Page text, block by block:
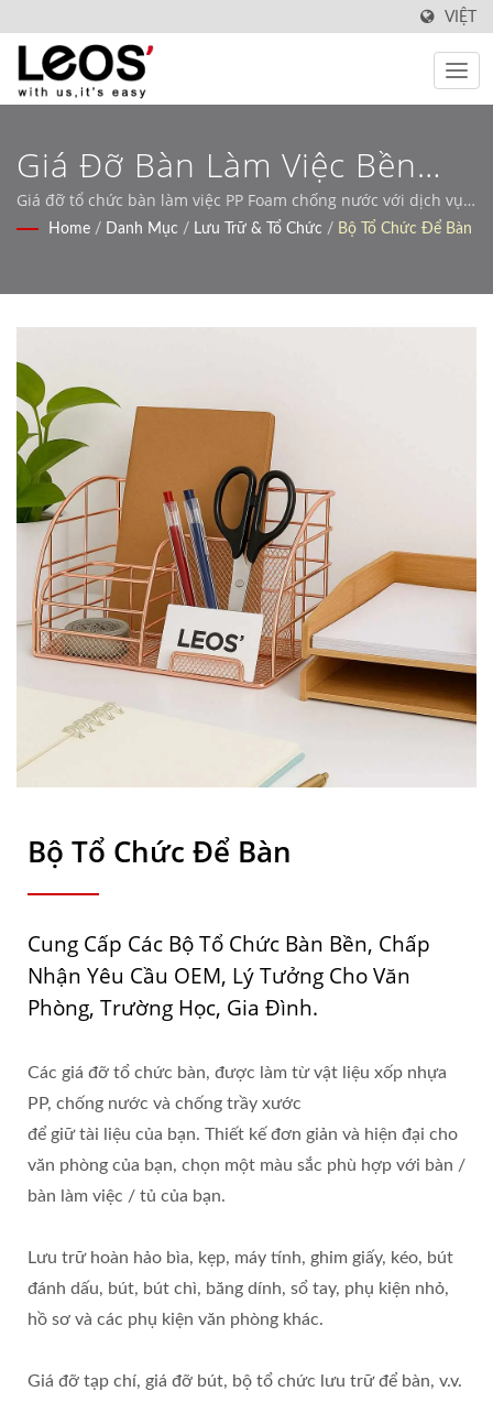
VIỆT
Giá Đỡ Bàn Làm Việc Bền
Cho Văn Phòng, Trường Học
Giá đỡ tổ chức bàn làm việc PP Foam chống nước với dịch vụ
tùy chỉnh OEM
Home / Danh Mục / Lưu Trữ & Tổ Chức / Bộ Tổ Chức Để Bàn
Bộ Tổ Chức Để Bàn
Cung Cấp Các Bộ Tổ Chức Bàn Bền, Chấp
Nhận Yêu Cầu OEM, Lý Tưởng Cho Văn
Phòng, Trường Học, Gia Đình.
Các giá đỡ tổ chức bàn, được làm từ vật liệu xốp nhựa
PP, chống nước và chống trầy xước
để giữ tài liệu của bạn. Thiết kế đơn giản và hiện đại cho
văn phòng của bạn, chọn một màu sắc phù hợp với bàn /
bàn làm việc / tủ của bạn.
Lưu trữ hoàn hảo bìa, kẹp, máy tính, ghim giấy, kéo, bút
đánh dấu, bút, bút chì, băng dính, sổ tay, phụ kiện nhỏ,
hồ sơ và các phụ kiện văn phòng khác.
Giá đỡ tạp chí, giá đỡ bút, bộ tổ chức lưu trữ để bàn, v.v.